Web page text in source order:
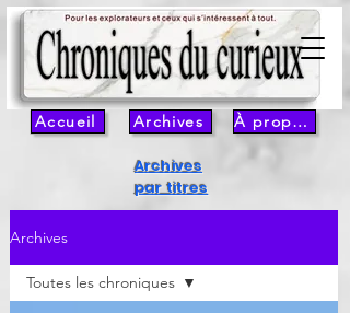
Accueil Archives À propos
Archives
par titres
Archives
Toutes les chroniques